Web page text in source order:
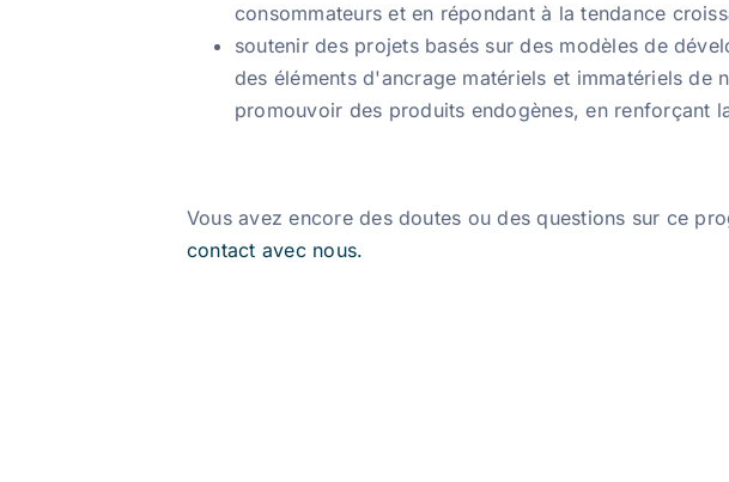
consommateurs et en répondant à la tendance
soutenir des projets basés sur des modèles de
des éléments d'ancrage matériels et immatériels
promouvoir des produits endogènes, en renforçant
Vous avez encore des doutes ou des questions sur ce
contact avec nous.